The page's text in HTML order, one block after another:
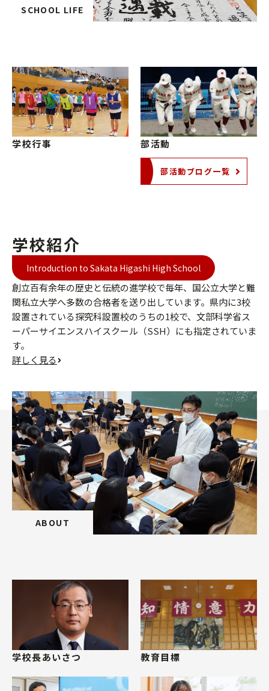
SCHOOL LIFE
学校行事 部活動
部活動ブログ一覧
学校紹介
Introduction to Sakata Higashi High School
創立百有余年の歴史と伝統の進学校で毎年、国公立大学と難
関私立大学へ多数の合格者を送り出しています。県内に3校
設置されている探究科設置校のうちの1校で、文部科学省ス
ーパーサイエンスハイスクール（SSH）にも指定されていま
す。
詳しく見る
ABOUT
学校長あいさつ 教育目標